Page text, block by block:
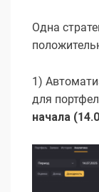
Одна
1)
для
начала